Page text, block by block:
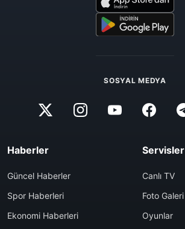
SOSYAL MEDYA
Haberler
Güncel Haberler
Spor Haberleri
Ekonomi Haberleri
Servisler
Canlı TV
Foto Galeri
Oyunlar